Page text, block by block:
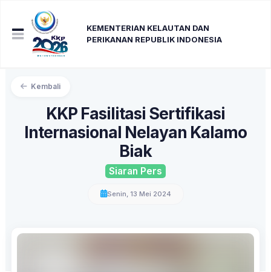
KEMENTERIAN KELAUTAN DAN
PERIKANAN REPUBLIK INDONESIA
Kembali
KKP Fasilitasi Sertifikasi
Internasional Nelayan Kalamo
Biak
Siaran Pers
Senin, 13 Mei 2024